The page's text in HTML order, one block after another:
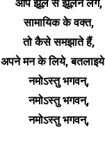
आप झूले से झूलने लगे,
सामायिक के वक्त,
तो कैसे समझाते हैं,
अपने मन के लिये, बतलाइये
नमोऽस्तु भगवन्,
नमोऽस्तु भगवन्,
नमोऽस्तु भगवन्,